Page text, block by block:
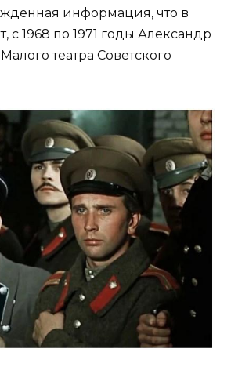
информация, что в
с 1968 по 1971 годы Александр
театра Советского